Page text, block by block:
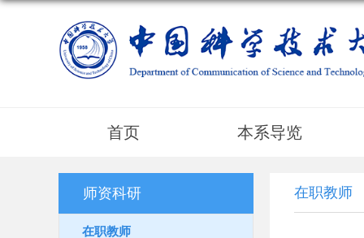
首页 本系导览
师资科研
在职教师
在职教师